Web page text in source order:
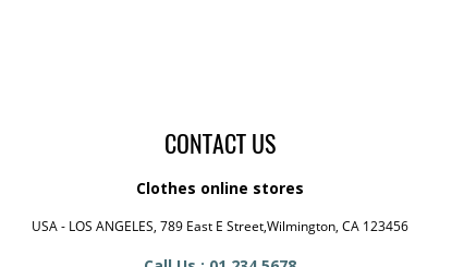
CONTACT US
Clothes online stores
USA - LOS ANGELES, 789 East E Street,Wilmington, CA 123456